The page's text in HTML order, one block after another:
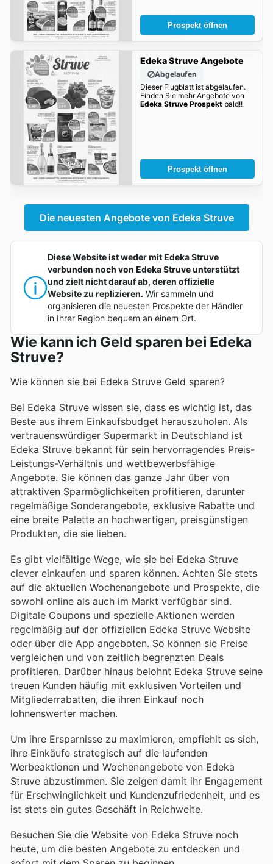
Prospekt öffnen
Edeka Struve Angebote
Abgelaufen
Dieser Flugblatt ist abgelaufen.
Finden Sie mehr Angebote von
Edeka Struve Prospektbald!!
Prospekt öffnen
Die neuesten Angebote von Edeka Struve
Diese Website ist weder mit Edeka Struve
verbunden noch von Edeka Struve unterstützt
und zielt nicht darauf ab, deren offizielle
Website zu replizieren. Wir sammeln und
organisieren die neuesten Prospekte der Händler
in Ihrer Region bequem an einem Ort.
Wie kann ich Geld sparen bei Edeka
Struve?
Wie können sie bei Edeka Struve Geld sparen?
Bei Edeka Struve wissen sie, dass es wichtig ist, das
Beste aus ihrem Einkaufsbudget herauszuholen. Als
vertrauenswürdiger Supermarkt in Deutschland ist
Edeka Struve bekannt für sein hervorragendes Preis-
Leistungs-Verhältnis und wettbewerbsfähige
Angebote. Sie können das ganze Jahr über von
attraktiven Sparmöglichkeiten profitieren, darunter
regelmäßige Sonderangebote, exklusive Rabatte und
eine breite Palette an hochwertigen, preisgünstigen
Produkten, die sie lieben.
Es gibt vielfältige Wege, wie sie bei Edeka Struve
clever einkaufen und sparen können. Achten Sie stets
auf die aktuellen Wochenangebote und Prospekte, die
sowohl online als auch im Markt verfügbar sind.
Digitale Coupons und spezielle Aktionen werden
regelmäßig auf der offiziellen Edeka Struve Website
oder über die App angeboten. So können sie Preise
vergleichen und von zeitlich begrenzten Deals
profitieren. Darüber hinaus belohnt Edeka Struve seine
treuen Kunden häufig mit exklusiven Vorteilen und
Mitgliederrabatten, die ihren Einkauf noch
lohnenswerter machen.
Um ihre Ersparnisse zu maximieren, empfiehlt es sich,
ihre Einkäufe strategisch auf die laufenden
Werbeaktionen und Wochenangebote von Edeka
Struve abzustimmen. Sie zeigen damit ihr Engagement
für Erschwinglichkeit und Kundenzufriedenheit, und es
ist stets ein gutes Geschäft in Reichweite.
Besuchen Sie die Website von Edeka Struve noch
heute, um die besten Angebote zu entdecken und